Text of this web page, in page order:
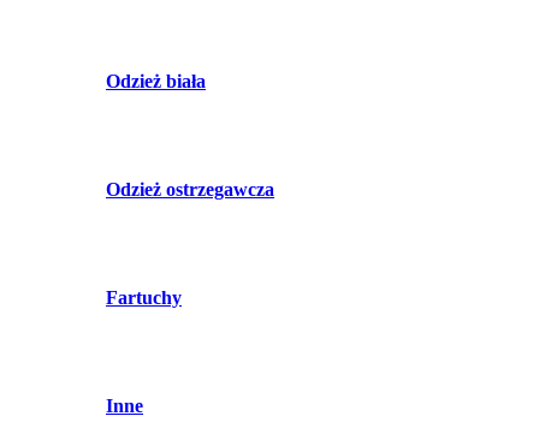
Odzież biała
Odzież ostrzegawcza
Fartuchy
Inne